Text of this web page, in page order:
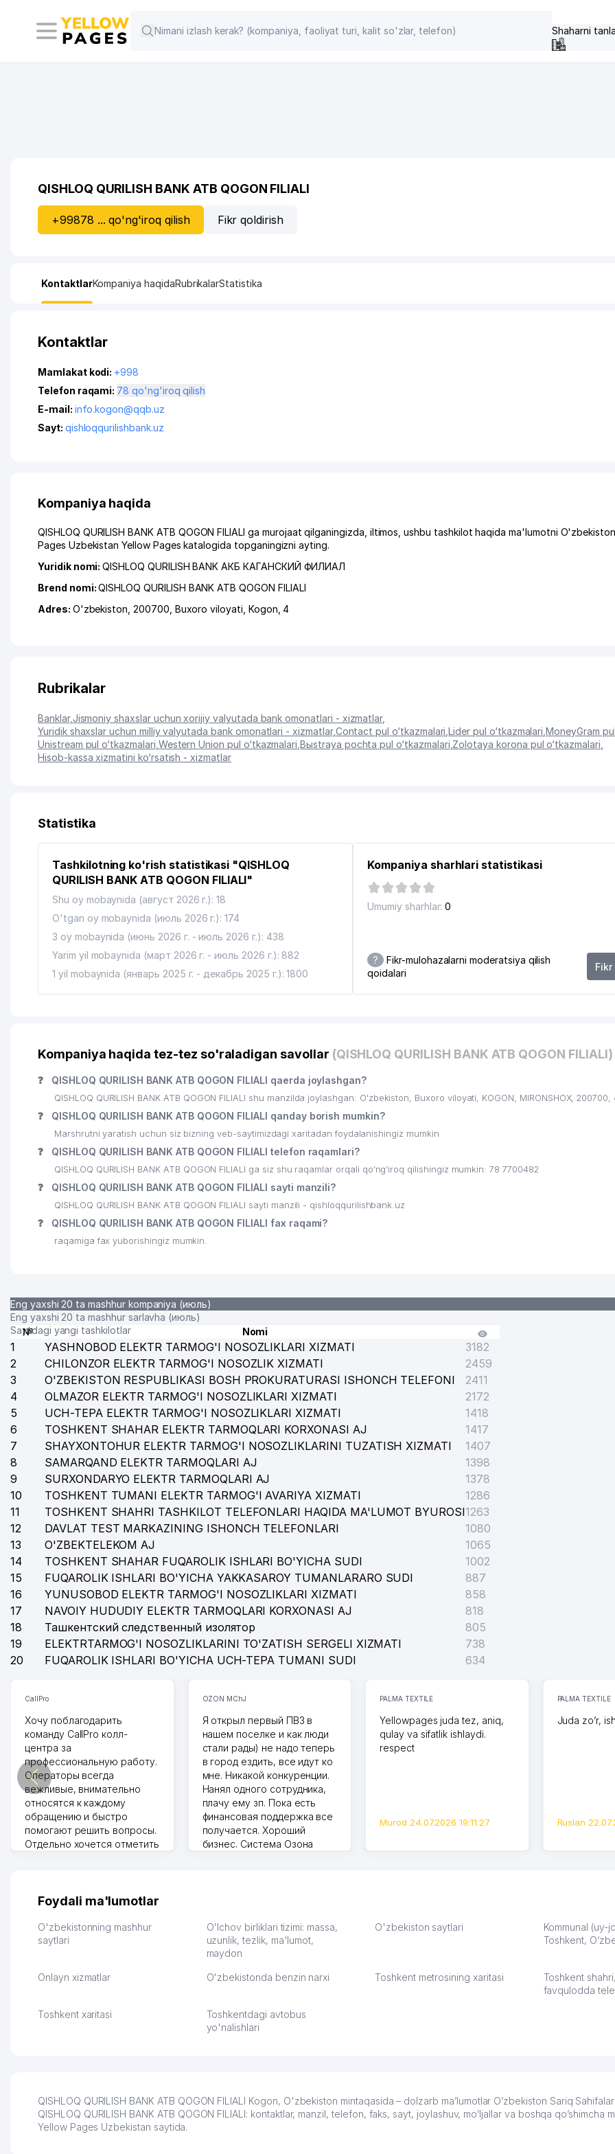
Shaharni
QISHLOQ QURILISH BANK ATB QOGON FILIALI
+99878 ... qo'ng'iroq qilish Fikr qoldirish
KontaktlarKompaniya haqidaRubrikalarStatistika
Kontaktlar
Mamlakat kodi: +998
Telefon raqami:
78 qo'ng'iroq qilish
E-mail: info.kogon@qqb.uz
Sayt: qishloqqurilishbank.uz
Kompaniya haqida
QISHLOQ QURILISH BANK ATB QOGON FILIALI ga murojaat qilganingizda, iltimos, ushbu tashkilot haqida ma'lumotni
Pages Uzbekistan Yellow Pages katalogida topganingizni ayting.
Yuridik nomi:QISHLOQ QURILISH BANK АКБ КАГАНСКИЙ ФИЛИАЛ
Brend nomi:QISHLOQ QURILISH BANK ATB QOGON FILIALI
Adres: O'zbekiston, 200700, Buxoro viloyati Kogon , 4
Rubrikalar
Banklar,Jismoniy shaxslar uchun xorijiy valyutada bank omonatlari - xizmatlar,
Yuridik shaxslar uchun milliy valyutada bank omonatlari - xizmatlar,Contact pul o‘tkazmalari ,Lider pul o‘tkazmalari ,MoneyGram
Unistream pul o‘tkazmalari Western Union pul o‘tkazmalari ,Bыstraya pochta pul o‘tkazmalari Zolotaya korona pul o‘tkazmalari
Hisob-kassa xizmatini ko‘rsatish - xizmatlar
Statistika
Tashkilotning ko'rish statistikasi "QISHLOQ
QURILISH BANK ATB QOGON FILIALI"
Shu oy mobaynida (август 2026 г.): 18
O'tgan oy mobaynida (июль 2026 г.): 174
3 oy mobaynida (июнь 2026 г. - июль 2026 г.): 438
Yarim yil mobaynida (март 2026 г. - июль 2026 г.): 882
1 yil mobaynida (январь 2025 г. - декабрь 2025 г.): 1800
Kompaniya sharhlari statistikasi
Umumiy sharhlar: 0
?
Fikr-mulohazalarni moderatsiya qilish
qoidalari
Kompaniya haqida tez-tez so'raladigan savollar (QISHLOQ QURILISH BANK ATB QOGON FILIALI)
❓ QISHLOQ QURILISH BANK ATB QOGON FILIALI qaerda joylashgan?
QISHLOQ QURILISH BANK ATB QOGON FILIALI shu manzilda joylashgan: O'zbekiston, Buxoro viloyati, KOGON, MIRONSHOX, 200700,
❓ QISHLOQ QURILISH BANK ATB QOGON FILIALI qanday borish mumkin?
Marshrutni yaratish uchun siz bizning veb-saytimizdagi xaritadan foydalanishingiz mumkin
❓ QISHLOQ QURILISH BANK ATB QOGON FILIALI telefon raqamlari?
QISHLOQ QURILISH BANK ATB QOGON FILIALI ga siz shu raqamlar orqali qo’ng’iroq qilishingiz mumkin: 78 7700482
❓ QISHLOQ QURILISH BANK ATB QOGON FILIALI sayti manzili?
QISHLOQ QURILISH BANK ATB QOGON FILIALI sayti manzili - qishloqqurilishbank.uz
❓ QISHLOQ QURILISH BANK ATB QOGON FILIALI fax raqami?
raqamiga fax yuborishingiz mumkin.
Eng yaxshi 20 ta mashhur kompaniya (июль)
Eng yaxshi 20 ta mashhur sarlavha (июль)
Saytdagi yangi tashkilotlar
№ Nomi
1 YASHNOBOD ELEKTR TARMOG'I NOSOZLIKLARI XIZMATI
3182
2
CHILONZOR ELEKTR TARMOG'I NOSOZLIK XIZMATI
2459
3
O'ZBEKISTON RESPUBLIKASI BOSH PROKURATURASI ISHONCH TELEFONI
2411
4
OLMAZOR ELEKTR TARMOG'I NOSOZLIKLARI XIZMATI
2172
5
UCH-TEPA ELEKTR TARMOG'I NOSOZLIKLARI XIZMATI
1418
6
TOSHKENT SHAHAR ELEKTR TARMOQLARI KORXONASI AJ
1417
7
SHAYXONTOHUR ELEKTR TARMOG'I NOSOZLIKLARINI TUZATISH XIZMATI
1407
8
SAMARQAND ELEKTR TARMOQLARI AJ
1398
9
SURXONDARYO ELEKTR TARMOQLARI AJ
1378
10
TOSHKENT TUMANI ELEKTR TARMOG'I AVARIYA XIZMATI
1286
11
TOSHKENT SHAHRI TASHKILOT TELEFONLARI HAQIDA MA'LUMOT BYUROSI1263
12
DAVLAT TEST MARKAZINING ISHONCH TELEFONLARI
1080
13
O'ZBEKTELEKOM AJ
1065
14
TOSHKENT SHAHAR FUQAROLIK ISHLARI BO'YICHA SUDI
1002
15
FUQAROLIK ISHLARI BO'YICHA YAKKASAROY TUMANLARARO SUDI
887
16
YUNUSOBOD ELEKTR TARMOG'I NOSOZLIKLARI XIZMATI
858
17
NAVOIY HUDUDIY ELEKTR TARMOQLARI KORXONASI AJ
818
18
Ташкентский следственный изолятор
805
19
ELEKTRTARMOG'I NOSOZLIKLARINI TO'ZATISH SERGELI XIZMATI
738
20
FUQAROLIK ISHLARI BO'YICHA UCH-TEPA TUMANI SUDI 634
CallPro
Хочу поблагодарить
команду CallPro колл-
центра за
профессиональную работу.
Операторы всегда
вежливые, внимательно
относятся к каждому
обращению и быстро
помогают решить вопросы.
Отдельно хочется отметить
их работе значительно
обслуживания клиентов.
Рекомендую этот колл-
Vip Brand 31.07.2026 11:43:39
OZON MChJ
Я открыл первый ПВЗ в
нашем поселке и как люди
стали рады) не надо теперь
в город ездить, все идут ко
мне. Никакой конкуренции.
Нанял одного сотрудника,
плачу ему зп. Пока есть
финансовая поддержка все
получается. Хороший
бизнес. Система Озона
тут у нас уже есть ПВЗ.
Выгодное дело и
спокойное.
PALMA TEXTILE
Yellowpages juda tez, aniq,
qulay va sifatlik ishlaydi.
respect
Murod 24.07.2026 19:11:27
PALMA TEXTILE
Juda zo’r,
Ruslan
Foydali ma'lumotlar
O'zbekistonning mashhur
saytlari
O'lchov birliklari tizimi: massa,
uzunlik, tezlik, ma'lumot,
maydon
O'zbekiston saytlari
Kommunal (uy-
Toshkent,
Onlayn xizmatlar O'zbekistonda benzin narxi Toshkent metrosining xaritasi
Toshkent
favqulodda
Toshkent xaritasi
Toshkentdagi avtobus
yo'nalishlari
QISHLOQ QURILISH BANK ATB QOGON FILIALI Kogon, O'zbekiston mintaqasida – dolzarb ma’lumotlar O’zbekiston Sariq
QISHLOQ QURILISH BANK ATB QOGON FILIALI: kontaktlar, manzil, telefon, faks, sayt, joylashuv, mo’ljallar va boshqa qo’shimcha
Yellow Pages Uzbekistan saytida.